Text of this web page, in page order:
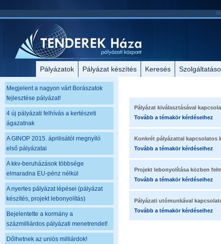
Pályázatok Pályázat készítés Keresés
Megjelent a nagyon várt Borászatok
fejlesztése pályázat!
4 új pályázati felhívás a kertészeti
ágazatnak
A GINOP 2015. áprilisától megnyíló
első pályázatai
A kkv-beruházások többsége
elmaradna EU-pénz nélkül
A nyertes pályázat lépései (pályázat
készítés, projekt lebonyolítás)
Bejelentette a kormány a
százmilliárdos pályázati menetrendet!
Dőlhetnek az uniós milliárdok!
Pályázat kiválasztásával
Tovább a témakör kérdéseihez
Konkrét pályázattal kapcsolatos
Tovább a témakör kérdéseihez
Projekt lebonyolítása közben
Tovább a témakör kérdéseihez
Pályázati utómunkával
Tovább a témakör kérdéseihez